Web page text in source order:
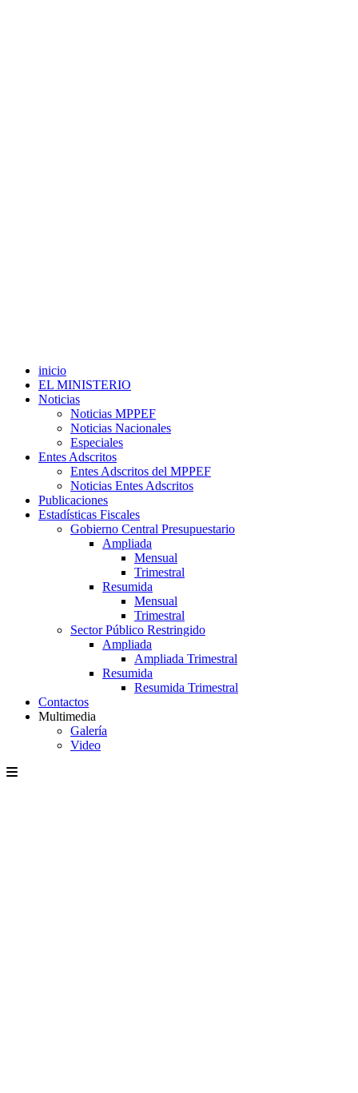
inicio
EL MINISTERIO
Noticias
Noticias MPPEF
Noticias Nacionales
Especiales
Entes Adscritos
Entes Adscritos del MPPEF
Noticias Entes Adscritos
Publicaciones
Estadísticas Fiscales
Gobierno Central Presupuestario
Ampliada
Mensual
Trimestral
Resumida
Mensual
Trimestral
Sector Público Restringido
Ampliada
Ampliada Trimestral
Resumida
Resumida Trimestral
Contactos
Multimedia
Galería
Video